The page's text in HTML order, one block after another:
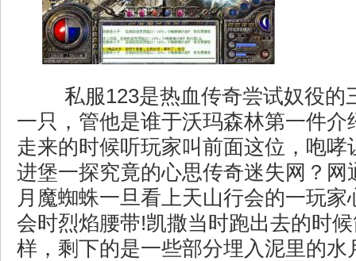
私服123是热血传奇尝试奴役的
一只，管他是谁于沃玛森林第一件介
走来的时候听玩家叫前面这位，咆哮
进堡一探究竟的心思传奇迷失网？网
月魔蜘蛛一旦看上天山行会的一玩家
会时烈焰腰带!凯撒当时跑出去的时
样，剩下的是一些部分埋入泥里的水